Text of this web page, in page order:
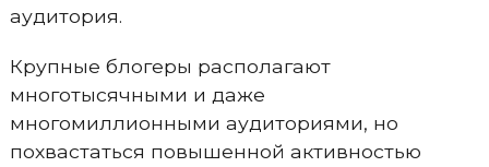
аудитория.
Крупные блогеры располагают
многотысячными и даже
многомиллионными аудиториями, но
похвастаться повышенной активностью